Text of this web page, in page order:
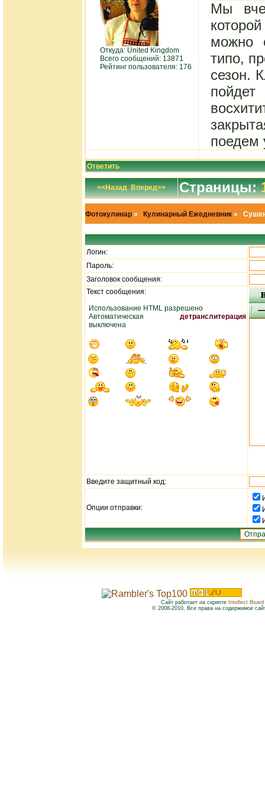
Откуда: United Kingdom
Всего сообщений: 13871
Рейтинг пользователя: 176
Мы
можно
типо,
сезон.
поедем
Ответить
<<Назад Вперед>> Страницы:
Фотокулинар » Кулинарный Ежедневник »
Логин:
Пароль:
Заголовок сообщения:
Текст сообщения:
Использование HTML разрешено
Автоматическая детранслитерация
выключена
Введите защитный код:
Опции отправки:
Сайт работает на скрипте Intellect Board
© 2008-2010, Все права на содержимое